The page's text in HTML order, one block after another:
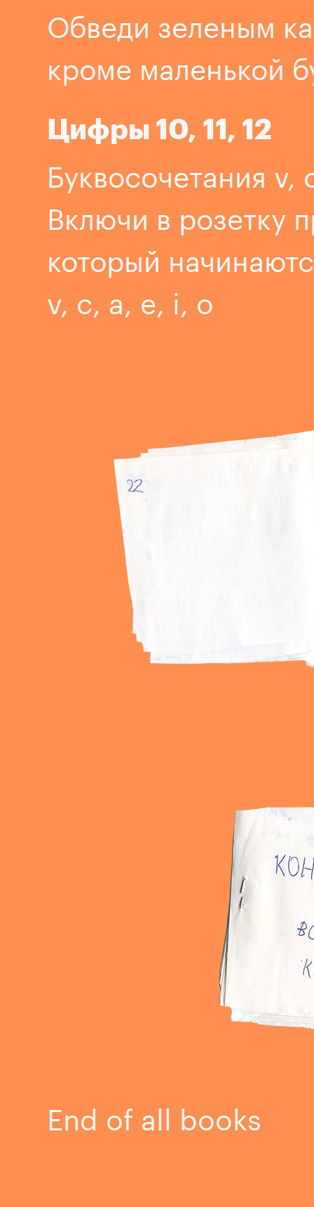
Обведи зеленым
кроме маленькой
Цифры 10, 11, 12
Буквосочетания v,
Включи в розетку
который
v, c, a, e, i, o
End of all books